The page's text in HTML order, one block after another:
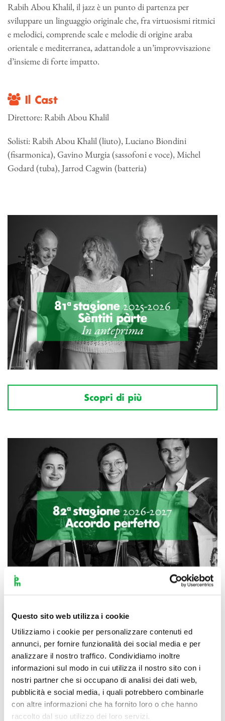
Questo sito web utilizza i cookie
Utilizziamo i cookie per personalizzare contenuti ed
annunci, per fornire funzionalità dei social media e per
analizzare il nostro traffico. Condividiamo inoltre
informazioni sul modo in cui utilizza il nostro sito con i
nostri partner che si occupano di analisi dei dati web,
pubblicità e social media, i quali potrebbero combinarle
con altre informazioni che ha fornito loro o che hanno
raccolto dal suo utilizzo dei loro servizi.
Rabih Abou Khalil, il jazz è un punto di partenza per
sviluppare un linguaggio originale che, fra virtuosismi ritmici
e melodici, comprende scale e melodie di origine araba
orientale e mediterranea, adattandole a un’improvvisazione
d’insieme di forte impatto.
Il Cast
Direttore: Rabih Abou Khalil
Solisti: Rabih Abou Khalil (liuto), Luciano Biondini
(fisarmonica), Gavino Murgia (sassofoni e voce), Michel
Godard (tuba), Jarrod Cagwin (batteria)
Scopri di più
Scopri di più